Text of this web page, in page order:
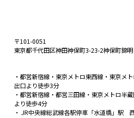
〒101-0051
東京都千代田区神田神保町3-23-2神保町錦
・都営新宿線・東京メトロ東西線・東京メ
出口より徒歩3分
・都営新宿線・都営三田線・東京メトロ半
より徒歩4分
・ JR中央線総武線各駅停車「水道橋」駅